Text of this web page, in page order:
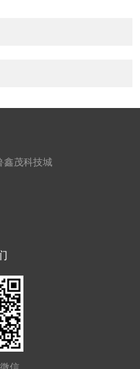
鑫茂科技城
信